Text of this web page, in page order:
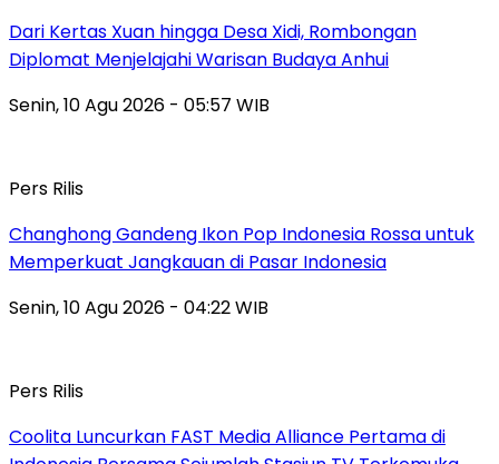
Dari Kertas Xuan hingga Desa Xidi, Rombongan
Diplomat Menjelajahi Warisan Budaya Anhui
Senin, 10 Agu 2026 - 05:57 WIB
Pers Rilis
Changhong Gandeng Ikon Pop Indonesia Rossa untuk
Memperkuat Jangkauan di Pasar Indonesia
Senin, 10 Agu 2026 - 04:22 WIB
Pers Rilis
Coolita Luncurkan FAST Media Alliance Pertama di